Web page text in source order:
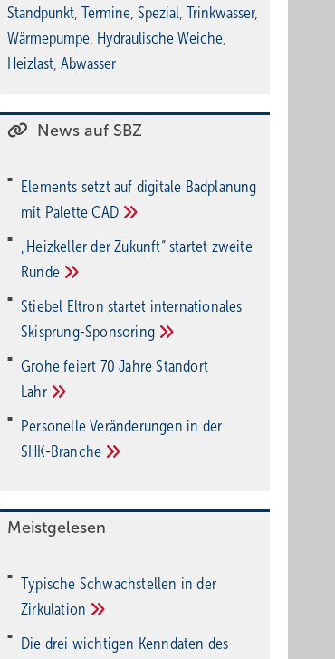
Standpunkt, Termine, Spezial, Trinkwasser,
Wärmepumpe, Hydraulische Weiche,
Heizlast, Abwasser
News auf SBZ
Elements setzt auf di­gi­ta­le Bad­pla­nung
mit PaletteCAD
„Heizkeller der Zu­kunft“ star­tet zwei­te
Run­de
Stiebel Eltron startet internatio­nales
Ski­sprung-Spon­soring
Grohe feiert 70 Jahre Standort
Lahr
Personelle Veränderungen in der
SHK-Branche
Meistgelesen
Typische Schwachstellen in der
Zirkulation
Die drei wichtigen Kenndaten des